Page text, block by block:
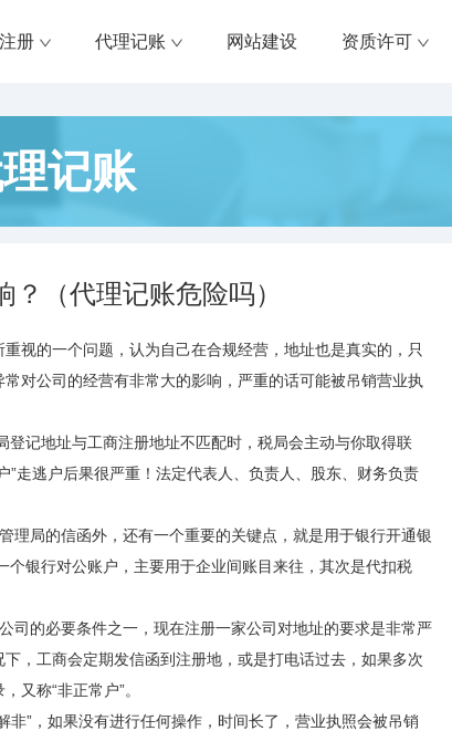
册 代理记账 网站建设 资质许可
记账
（代理记账危险吗）
视的一个问题，认为自己在合规经营，地址也是真实的，只
对公司的经营有非常大的影响，严重的话可能被吊销营业执
登记地址与工商注册地址不匹配时，税局会主动与你取得联
走逃户后果很严重！法定代表人、负责人、股东、财务负责
理局的信函外，还有一个重要的关键点，就是用于银行开通银
银行对公账户，主要用于企业间账目来往，其次是代扣税
司的必要条件之一，现在注册一家公司对地址的要求是非常严
，工商会定期发信函到注册地，或是打电话过去，如果多次
又称“非正常户”。
”，如果没有进行任何操作，时间长了，营业执照会被吊销